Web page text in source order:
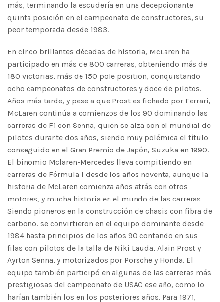
más, terminando la escudería en una decepcionante
quinta posición en el campeonato de constructores, su
peor temporada desde 1983.
En cinco brillantes décadas de historia, McLaren ha
participado en más de 800 carreras, obteniendo más de
180 victorias, más de 150 pole position, conquistando
ocho campeonatos de constructores y doce de pilotos.
Años más tarde, y pese a que Prost es fichado por Ferrari,
McLaren continúa a comienzos de los 90 dominando las
carreras de F1 con Senna, quien se alza con el mundial de
pilotos durante dos años, siendo muy polémica el título
conseguido en el Gran Premio de Japón, Suzuka en 1990.
El binomio Mclaren-Mercedes lleva compitiendo en
carreras de Fórmula 1 desde los años noventa, aunque la
historia de McLaren comienza años atrás con otros
motores, y mucha historia en el mundo de las carreras.
Siendo pioneros en la construcción de chasis con fibra de
carbono, se convirtieron en el equipo dominante desde
1984 hasta principios de los años 90 contando en sus
filas con pilotos de la talla de Niki Lauda, Alain Prost y
Ayrton Senna, y motorizados por Porsche y Honda. El
equipo también participó en algunas de las carreras más
prestigiosas del campeonato de USAC ese año, como lo
harían también los en los posteriores años.​ Para 1971,